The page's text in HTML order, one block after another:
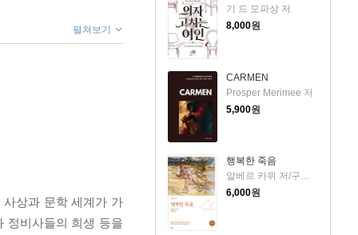
기 드 모파상 저
8,000원
CARMEN
Prosper Merimee 저
5,900원
행복한 죽음
알베르 카뮈 저/구영옥 역
6,000원
펼쳐보기
상과 문학 세계가 가
정비사들의 희생 등을